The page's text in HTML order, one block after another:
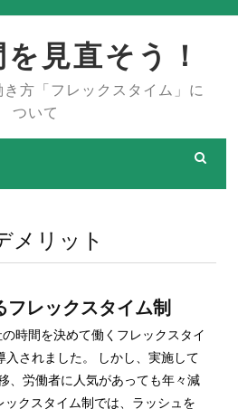
を見直そう！
方「フレックスタイム」に
ついて
メリット
レックスタイム制
時間を決めて働くフレックスタイ
入されました。 しかし、実施して
、労働者に人気があっても年々減
ックスタイム制では、ラッシュを